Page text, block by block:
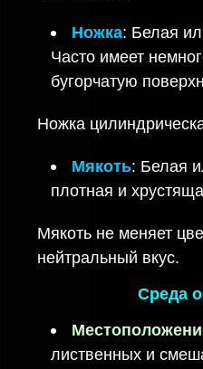
Ножка: Белая
Часто имеет
бугорчатую
Ножка
Мякоть: Белая
плотная и
Мякоть не меняет
нейтральный вкус.
Среда
лиственных и